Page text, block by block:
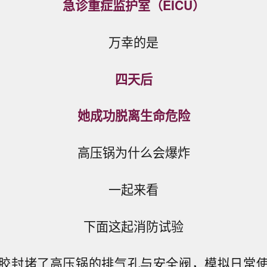
急诊重症监护室（EICU）
万幸的是
四天后
她成功脱离生命危险
高压锅为什么会爆炸
一起来看
下面这起消防试验
封堵了高压锅的排气孔与安全阀，模拟日常